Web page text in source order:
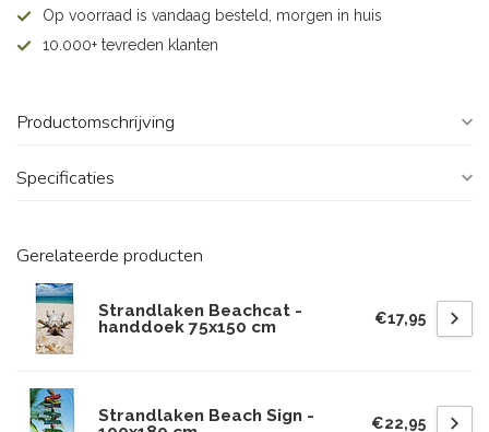
Op voorraad is vandaag besteld, morgen in huis
10.000+ tevreden klanten
Productomschrijving
Specificaties
Gerelateerde producten
Strandlaken Beachcat -
handdoek 75x150 cm
€17,95
Strandlaken Beach Sign -
€22,95